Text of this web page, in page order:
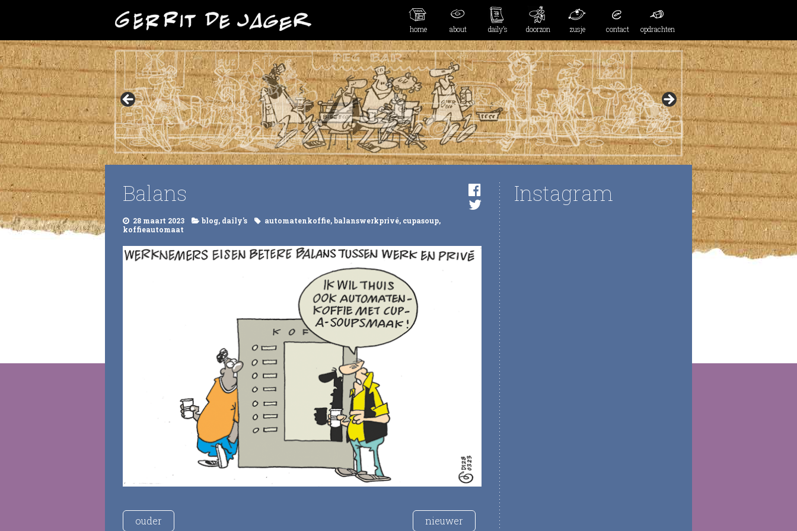
home about daily’s doorzon zusje contact opdrachten
Balans
28 maart 2023 blog, daily's automatenkoffie,balanswerkprivé, cupasoup,
koffieautomaat
ouder nieuwer
Instagram